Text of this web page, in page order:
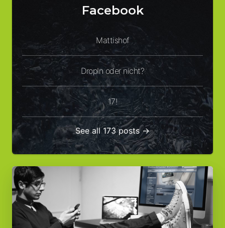
Facebook
Mattishof
DropIn oder nicht?
17!
See all 173 posts →